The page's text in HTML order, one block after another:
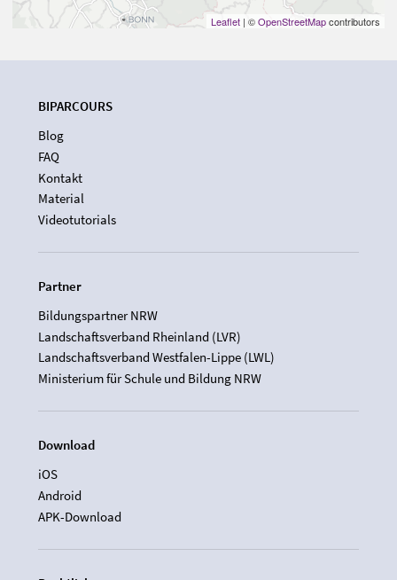
Leaflet | ©OpenStreetMapcontributors
BIPARCOURS
Blog
FAQ
Kontakt
Material
Videotutorials
Partner
Bildungspartner NRW
Landschaftsverband Rheinland (LVR)
Landschaftsverband Westfalen-Lippe (LWL)
Ministerium für Schule und Bildung NRW
Download
iOS
Android
APK-Download